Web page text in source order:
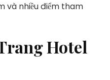
và nhiều điểm tham
Hotel